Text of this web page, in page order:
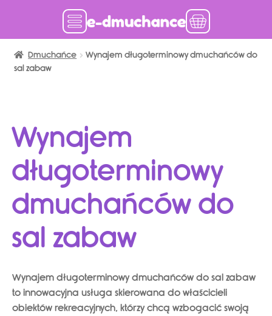
Dmuchańce w magazynie
Kontakt
Dmuchańce
Wynajem długoterminowy dmuchańców do
sal zabaw
Wynajem
długoterminowy
dmuchańców do
sal zabaw
Wynajem długoterminowy dmuchańców do sal zabaw
to innowacyjna usługa skierowana do właścicieli
obiektów rekreacyjnych, którzy chcą wzbogacić swoją